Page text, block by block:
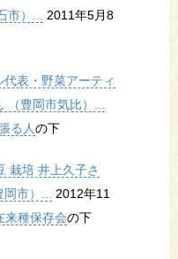
市）... 2011年5月8
表・野菜アーティ
豊岡市気比）...
る人の下
培 井上久子さ
市）... 2012年11
来種保存会の下